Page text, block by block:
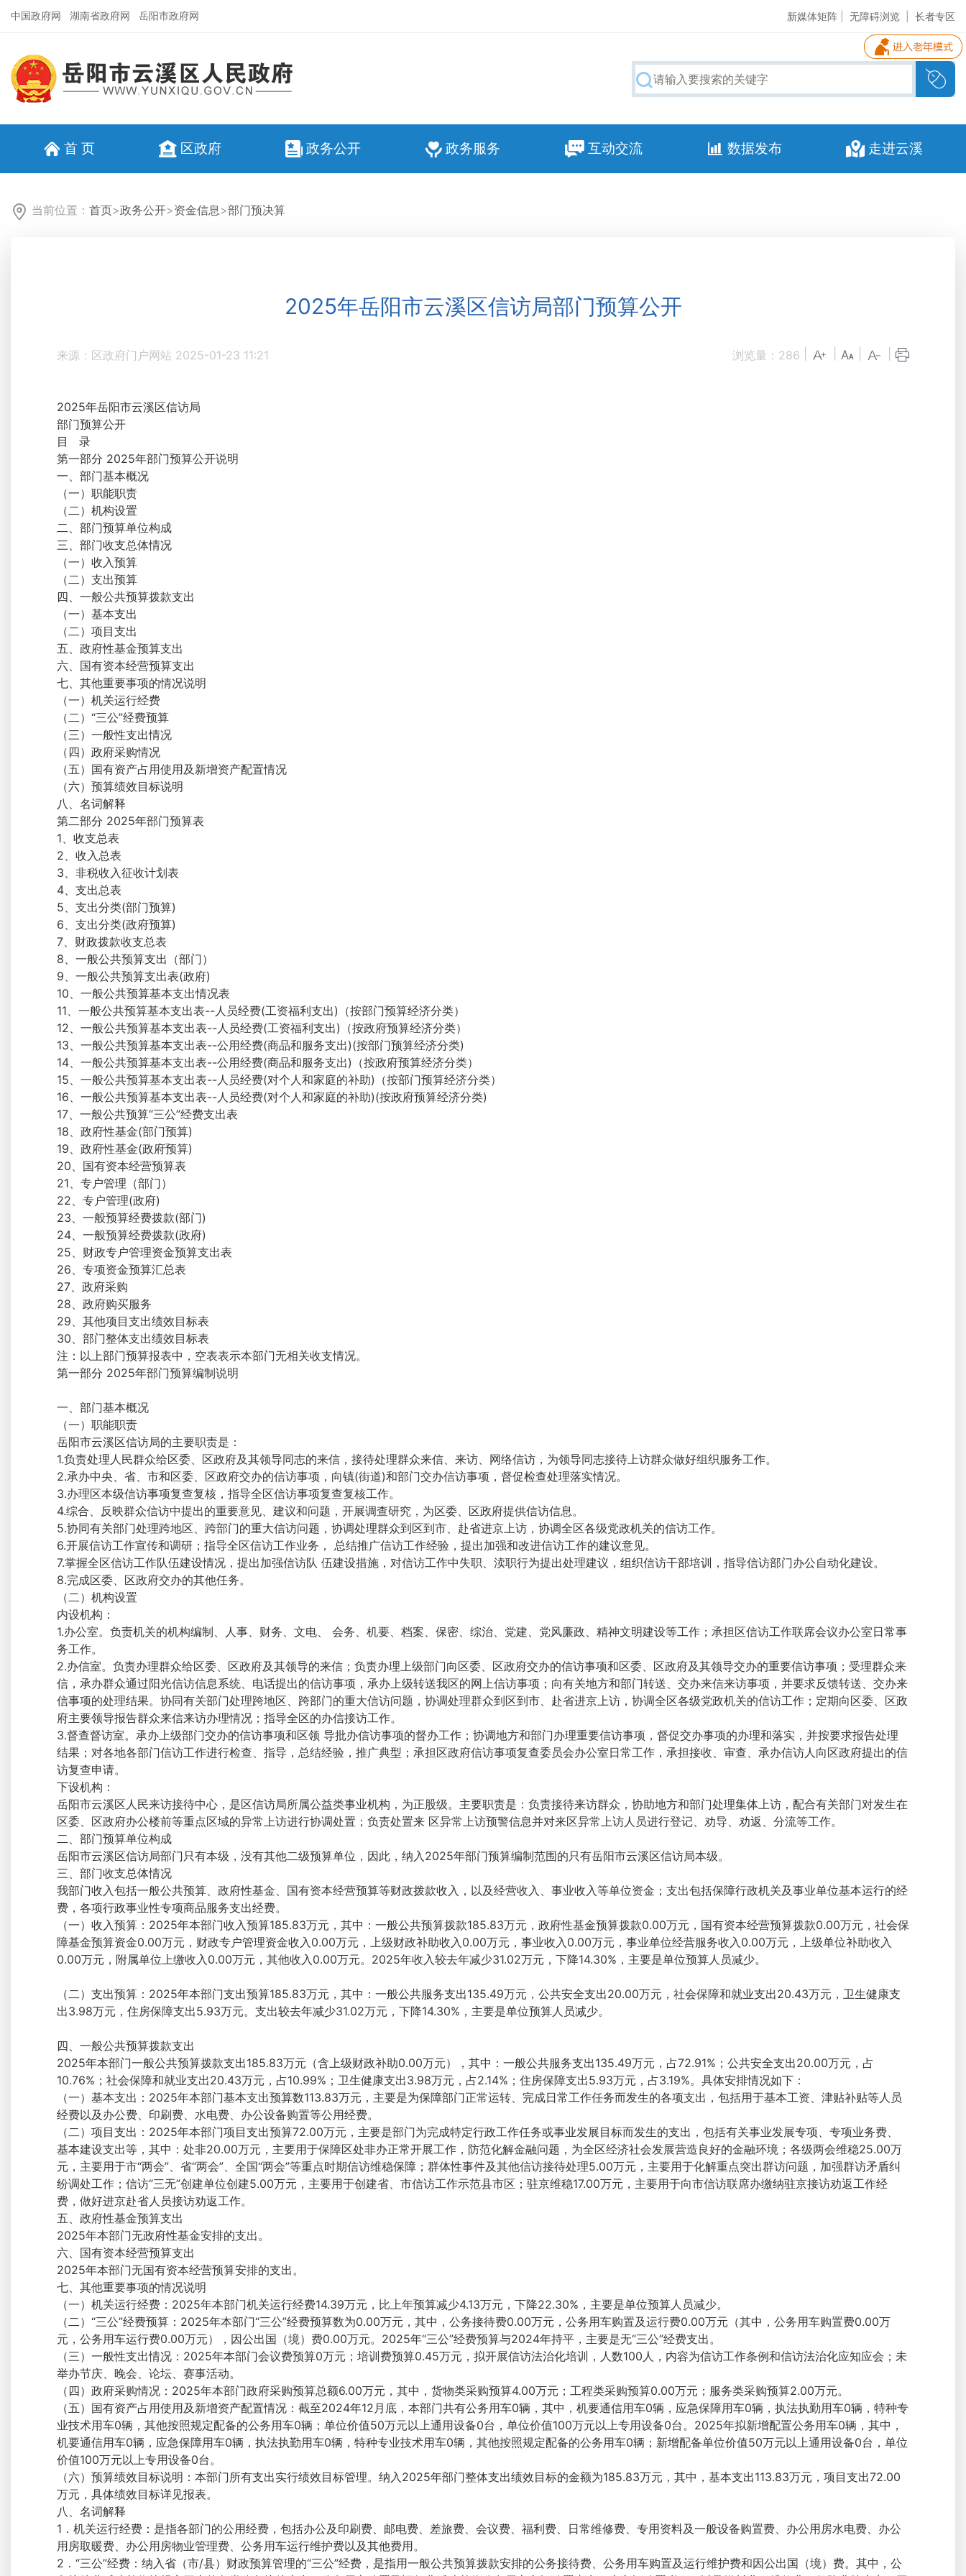
中国政府网 湖南省政府网 岳阳市政府网 新媒体矩阵 无障碍浏览 长者专区
首 页 区政府 政务公开 政务服务 互动交流 数据发布 走进云溪
当前位置： 首页>政务公开>资金信息>部门预决算
2025年岳阳市云溪区信访局部门预算公开
来源：区政府门户网站 2025-01-23 11:21 浏览量： 286
2025年岳阳市云溪区信访局
部门预算公开
目 录
第一部分 2025年部门预算公开说明
一、部门基本概况
（一）职能职责
（二）机构设置
二、部门预算单位构成
三、部门收支总体情况
（一）收入预算
（二）支出预算
四、一般公共预算拨款支出
（一）基本支出
（二）项目支出
五、政府性基金预算支出
六、国有资本经营预算支出
七、其他重要事项的情况说明
（一）机关运行经费
（二）“三公”经费预算
（三）一般性支出情况
（四）政府采购情况
（五）国有资产占用使用及新增资产配置情况
（六）预算绩效目标说明
八、名词解释
第二部分 2025年部门预算表
1、收支总表
2、收入总表
3、非税收入征收计划表
4、支出总表
5、支出分类(部门预算)
6、支出分类(政府预算)
7、财政拨款收支总表
8、一般公共预算支出（部门）
9、一般公共预算支出表(政府)
10、一般公共预算基本支出情况表
11、一般公共预算基本支出表--人员经费(工资福利支出)（按部门预算经济分类）
12、一般公共预算基本支出表--人员经费(工资福利支出)（按政府预算经济分类）
13、一般公共预算基本支出表--公用经费(商品和服务支出)(按部门预算经济分类)
14、一般公共预算基本支出表--公用经费(商品和服务支出)（按政府预算经济分类）
15、一般公共预算基本支出表--人员经费(对个人和家庭的补助)（按部门预算经济分类）
16、一般公共预算基本支出表--人员经费(对个人和家庭的补助)(按政府预算经济分类)
17、一般公共预算“三公”经费支出表
18、政府性基金(部门预算)
19、政府性基金(政府预算)
20、国有资本经营预算表
21、专户管理（部门）
22、专户管理(政府)
23、一般预算经费拨款(部门)
24、一般预算经费拨款(政府)
25、财政专户管理资金预算支出表
26、专项资金预算汇总表
27、政府采购
28、政府购买服务
29、其他项目支出绩效目标表
30、部门整体支出绩效目标表
注：以上部门预算报表中，空表表示本部门无相关收支情况。
第一部分 2025年部门预算编制说明
一、部门基本概况
（一）职能职责
岳阳市云溪区信访局的主要职责是：
1.负责处理人民群众给区委、区政府及其领导同志的来信，接待处理群众来信、来访、网络信访，为领导同志接待上访群众做好组织服务工作。
2.承办中央、省、市和区委、区政府交办的信访事项，向镇(街道)和部门交办信访事项，督促检查处理落实情况。
3.办理区本级信访事项复查复核，指导全区信访事项复查复核工作。
4.综合、反映群众信访中提出的重要意见、建议和问题，开展调查研究，为区委、区政府提供信访信息。
5.协同有关部门处理跨地区、跨部门的重大信访问题，协调处理群众到区到市、赴省进京上访，协调全区各级党政机关的信访工作。
6.开展信访工作宣传和调研；指导全区信访工作业务， 总结推广信访工作经验，提出加强和改进信访工作的建议意见。
7.掌握全区信访工作队伍建设情况，提出加强信访队 伍建设措施，对信访工作中失职、渎职行为提出处理建议，组织信访干部培训，指导信访部门办公自动化建设。
8.完成区委、区政府交办的其他任务。
（二）机构设置
内设机构：
1.办公室。负责机关的机构编制、人事、财务、文电、 会务、机要、档案、保密、综治、党建、党风廉政、精神文明建设等工作；承担区信访工作联席会议办公室日常事
务工作。
2.办信室。负责办理群众给区委、区政府及其领导的来信；负责办理上级部门向区委、区政府交办的信访事项和区委、区政府及其领导交办的重要信访事项；受理群众来
信，承办群众通过阳光信访信息系统、电话提出的信访事项，承办上级转送我区的网上信访事项；向有关地方和部门转送、交办来信来访事项，并要求反馈转送、交办来
信事项的处理结果。协同有关部门处理跨地区、跨部门的重大信访问题，协调处理群众到区到市、赴省进京上访，协调全区各级党政机关的信访工作；定期向区委、区政
府主要领导报告群众来信来访办理情况；指导全区的办信接访工作。
3.督查督访室。承办上级部门交办的信访事项和区领 导批办信访事项的督办工作；协调地方和部门办理重要信访事项，督促交办事项的办理和落实，并按要求报告处理
结果；对各地各部门信访工作进行检查、指导，总结经验，推广典型；承担区政府信访事项复查委员会办公室日常工作，承担接收、审查、承办信访人向区政府提出的信
访复查申请。
下设机构：
岳阳市云溪区人民来访接待中心，是区信访局所属公益类事业机构，为正股级。主要职责是：负责接待来访群众，协助地方和部门处理集体上访，配合有关部门对发生在
区委、区政府办公楼前等重点区域的异常上访进行协调处置；负责处置来 区异常上访预警信息并对来区异常上访人员进行登记、劝导、劝返、分流等工作。
二、部门预算单位构成
岳阳市云溪区信访局部门只有本级，没有其他二级预算单位，因此，纳入2025年部门预算编制范围的只有岳阳市云溪区信访局本级。
三、部门收支总体情况
我部门收入包括一般公共预算、政府性基金、国有资本经营预算等财政拨款收入，以及经营收入、事业收入等单位资金；支出包括保障行政机关及事业单位基本运行的经
费，各项行政事业性专项商品服务支出经费。
（一）收入预算：2025年本部门收入预算185.83万元，其中：一般公共预算拨款185.83万元，政府性基金预算拨款0.00万元，国有资本经营预算拨款0.00万元，社会保
障基金预算资金0.00万元，财政专户管理资金收入0.00万元，上级财政补助收入0.00万元，事业收入0.00万元，事业单位经营服务收入0.00万元，上级单位补助收入
0.00万元，附属单位上缴收入0.00万元，其他收入0.00万元。2025年收入较去年减少31.02万元，下降14.30%，主要是单位预算人员减少。
（二）支出预算：2025年本部门支出预算185.83万元，其中：一般公共服务支出135.49万元，公共安全支出20.00万元，社会保障和就业支出20.43万元，卫生健康支
出3.98万元，住房保障支出5.93万元。支出较去年减少31.02万元，下降14.30%，主要是单位预算人员减少。
四、一般公共预算拨款支出
2025年本部门一般公共预算拨款支出185.83万元（含上级财政补助0.00万元），其中：一般公共服务支出135.49万元，占72.91%；公共安全支出20.00万元，占
10.76%；社会保障和就业支出20.43万元，占10.99%；卫生健康支出3.98万元，占2.14%；住房保障支出5.93万元，占3.19%。具体安排情况如下：
（一）基本支出：2025年本部门基本支出预算数113.83万元，主要是为保障部门正常运转、完成日常工作任务而发生的各项支出，包括用于基本工资、津贴补贴等人员
经费以及办公费、印刷费、水电费、办公设备购置等公用经费。
（二）项目支出：2025年本部门项目支出预算72.00万元，主要是部门为完成特定行政工作任务或事业发展目标而发生的支出，包括有关事业发展专项、专项业务费、
基本建设支出等，其中：处非20.00万元，主要用于保障区处非办正常开展工作，防范化解金融问题，为全区经济社会发展营造良好的金融环境；各级两会维稳25.00万
元，主要用于市“两会”、省“两会”、全国“两会”等重点时期信访维稳保障；群体性事件及其他信访接待处理5.00万元，主要用于化解重点突出群访问题，加强群访矛盾纠
纷调处工作；信访“三无”创建单位创建5.00万元，主要用于创建省、市信访工作示范县市区；驻京维稳17.00万元，主要用于向市信访联席办缴纳驻京接访劝返工作经
费，做好进京赴省人员接访劝返工作。
五、政府性基金预算支出
2025年本部门无政府性基金安排的支出。
六、国有资本经营预算支出
2025年本部门无国有资本经营预算安排的支出。
七、其他重要事项的情况说明
（一）机关运行经费：2025年本部门机关运行经费14.39万元，比上年预算减少4.13万元，下降22.30%，主要是单位预算人员减少。
（二）“三公”经费预算：2025年本部门“三公”经费预算数为0.00万元，其中，公务接待费0.00万元，公务用车购置及运行费0.00万元（其中，公务用车购置费0.00万
元，公务用车运行费0.00万元），因公出国（境）费0.00万元。2025年“三公”经费预算与2024年持平，主要是无“三公”经费支出。
（三）一般性支出情况：2025年本部门会议费预算0万元；培训费预算0.45万元，拟开展信访法治化培训，人数100人，内容为信访工作条例和信访法治化应知应会；未
举办节庆、晚会、论坛、赛事活动。
（四）政府采购情况：2025年本部门政府采购预算总额6.00万元，其中，货物类采购预算4.00万元；工程类采购预算0.00万元；服务类采购预算2.00万元。
（五）国有资产占用使用及新增资产配置情况：截至2024年12月底，本部门共有公务用车0辆，其中，机要通信用车0辆，应急保障用车0辆，执法执勤用车0辆，特种专
业技术用车0辆，其他按照规定配备的公务用车0辆；单位价值50万元以上通用设备0台，单位价值100万元以上专用设备0台。2025年拟新增配置公务用车0辆，其中，
机要通信用车0辆，应急保障用车0辆，执法执勤用车0辆，特种专业技术用车0辆，其他按照规定配备的公务用车0辆；新增配备单位价值50万元以上通用设备0台，单位
价值100万元以上专用设备0台。
（六）预算绩效目标说明：本部门所有支出实行绩效目标管理。纳入2025年部门整体支出绩效目标的金额为185.83万元，其中，基本支出113.83万元，项目支出72.00
万元，具体绩效目标详见报表。
八、名词解释
1．机关运行经费：是指各部门的公用经费，包括办公及印刷费、邮电费、差旅费、会议费、福利费、日常维修费、专用资料及一般设备购置费、办公用房水电费、办公
用房取暖费、办公用房物业管理费、公务用车运行维护费以及其他费用。
2．“三公”经费：纳入省（市/县）财政预算管理的“三公”经费，是指用一般公共预算拨款安排的公务接待费、公务用车购置及运行维护费和因公出国（境）费。其中，公